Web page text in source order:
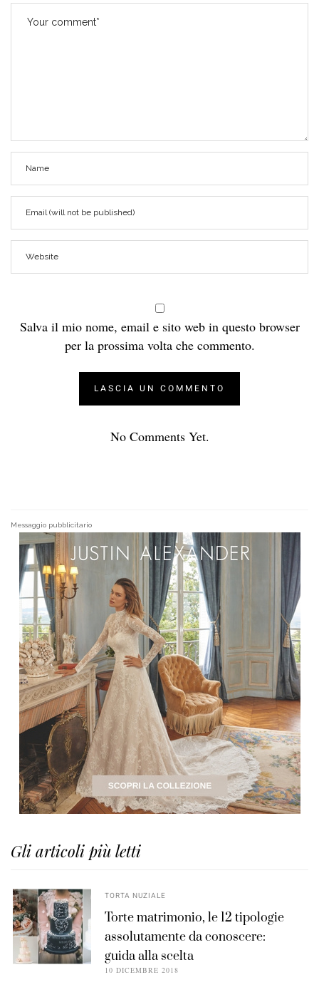
Salva il mio nome, email e sito web in questo browser
per la prossima volta che commento.
No Comments Yet.
Messaggio pubblicitario
Gli articoli più letti
TORTA NUZIALE
Torte matrimonio, le 12 tipologie
assolutamente da conoscere:
guida alla scelta
10 DICEMBRE 2018